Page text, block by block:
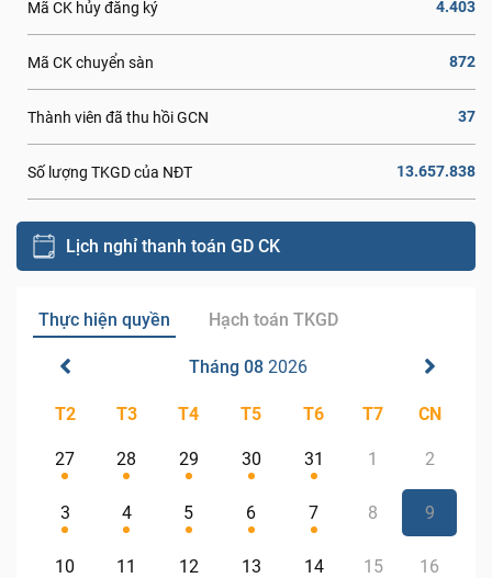
Mã CK hủy đăng ký 4.403
Mã CK chuyển sàn 872
Thành viên đã thu hồi GCN 37
Số lượng TKGD của NĐT 13.657.838
Lịch nghỉ thanh toán GD CK
Thực hiện quyền Hạch toán TKGD
Tháng 08 2026
T2 T3 T4 T5 T6 T7 CN
27 28 29 30 31 1 2
3 4 5 6 7 8 9
10 11 12 13 14 15 16